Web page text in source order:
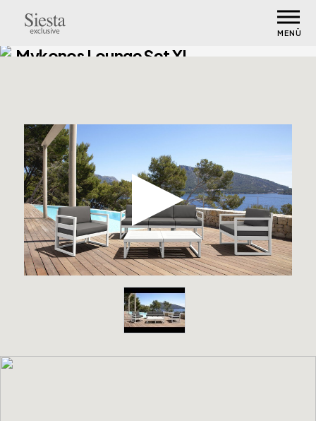
Mykonos Lounge Set XL
MENÜ